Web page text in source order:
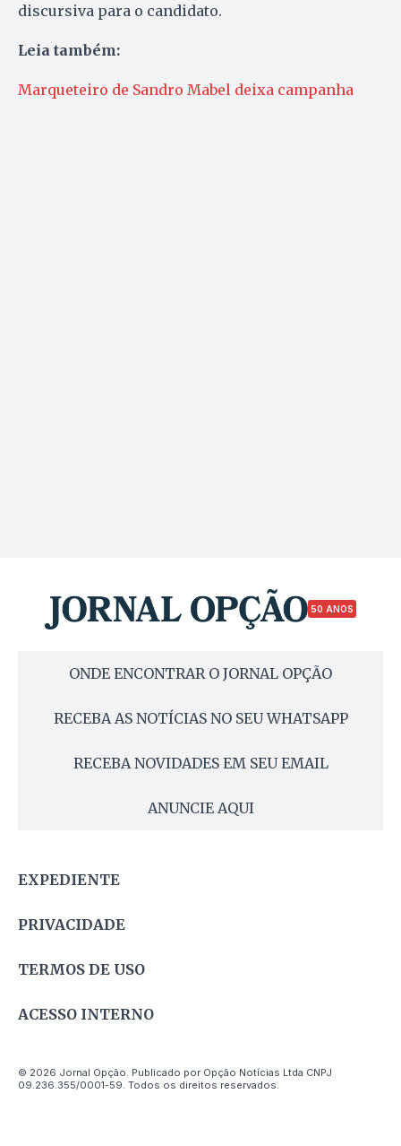
discursiva para o candidato.
Leia também:
Marqueteiro de Sandro Mabel deixa campanha
50 ANOS
ONDE ENCONTRAR O JORNAL OPÇÃO
RECEBA AS NOTÍCIAS NO SEU WHATSAPP
RECEBA NOVIDADES EM SEU EMAIL
ANUNCIE AQUI
EXPEDIENTE
PRIVACIDADE
TERMOS DE USO
ACESSO INTERNO
© 2026 Jornal Opção. Publicado por Opção Notícias Ltda CNPJ
09.236.355/0001-59. Todos os direitos reservados.